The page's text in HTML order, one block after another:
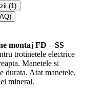
(1)
montaj FD – SS
trotinetele electrice
Manetele si
durata. Atat manetele,
mineral.